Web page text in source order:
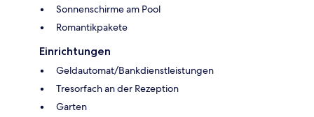
Sonnenschirme am Pool
Romantikpakete
Einrichtungen
Geldautomat/Bankdienstleistungen
Tresorfach an der Rezeption
Garten